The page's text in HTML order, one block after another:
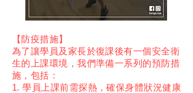
【防疫措施】
為了讓學員及家長於復課後有一個安全衛
生的上課環境，我們準備一系列的預防措
施，包括：
1. 學員上課前需探熱，確保身體狀況健康